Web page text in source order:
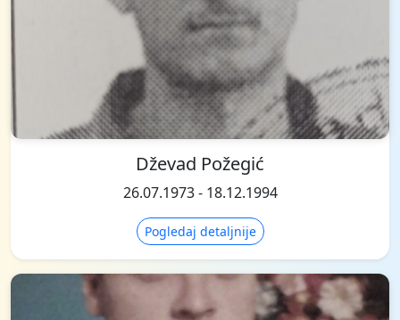
Dževad Požegić
26.07.1973 - 18.12.1994
Pogledaj detaljnije